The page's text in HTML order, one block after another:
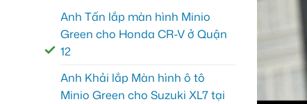
Anh Tấn lắp màn hình Minio
Green cho Honda CR-V ở Quận
12
Anh Khải lắp Màn hình ô tô
Minio Green cho Suzuki XL7 tại